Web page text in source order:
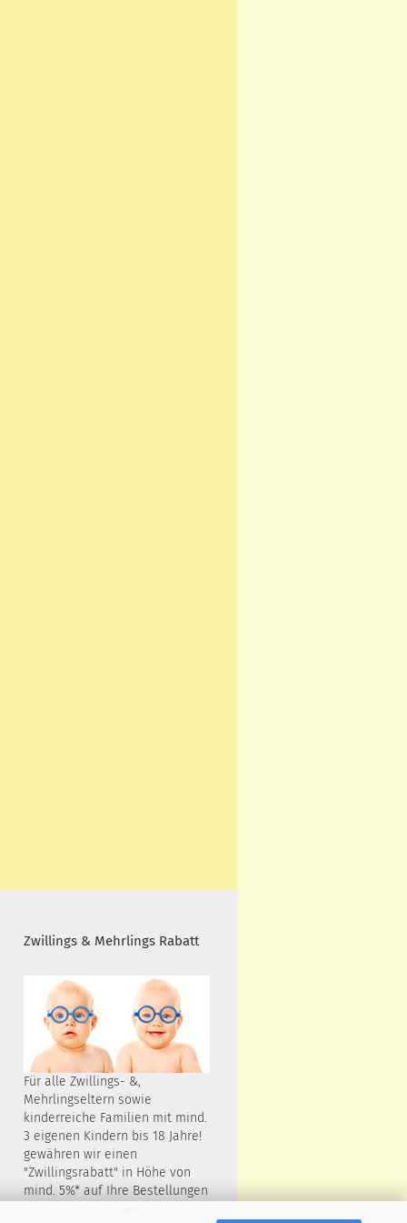
Zwillings & Mehrlings Rabatt
Für alle Zwillings- &,
Mehrlingseltern sowie
kinderreiche Familien mit mind.
3 eigenen Kindern bis 18 Jahre!
gewähren wir einen
"Zwillingsrabatt" in Höhe von
mind. 5%* auf Ihre Bestellungen